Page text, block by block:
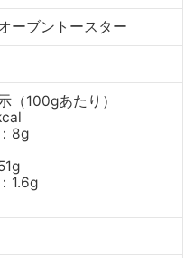
ーブントースター
（100gあたり）
8g
1.6g